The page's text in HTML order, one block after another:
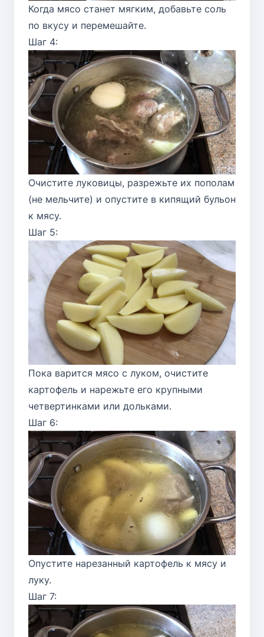
Когда мясо станет мягким, добавьте соль
по вкусу и перемешайте.
Шаг 4:
Очистите луковицы, разрежьте их пополам
(не мельчите) и опустите в кипящий бульон
к мясу.
Шаг 5:
Пока варится мясо с луком, очистите
картофель и нарежьте его крупными
четвертинками или дольками.
Шаг 6:
Опустите нарезанный картофель к мясу и
луку.
Шаг 7: